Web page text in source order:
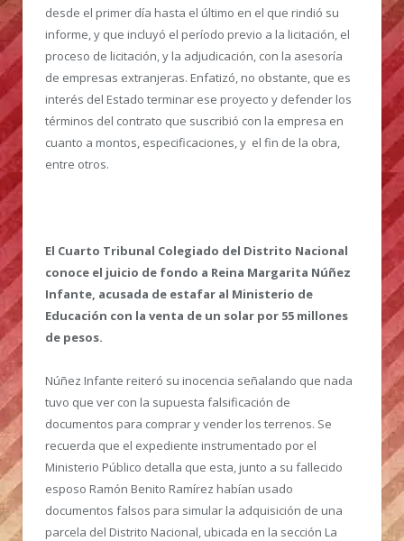
desde el primer día hasta el último en el que rindió su
informe, y que incluyó el período previo a la licitación, el
proceso de licitación, y la adjudicación, con la asesoría
de empresas extranjeras. Enfatizó, no obstante, que es
interés del Estado terminar ese proyecto y defender los
términos del contrato que suscribió con la empresa en
cuanto a montos, especificaciones, y el fin de la obra,
entre otros.
El Cuarto Tribunal Colegiado del Distrito Nacional
conoce el juicio de fondo a Reina Margarita Núñez
Infante, acusada de estafar al Ministerio de
Educación con la venta de un solar por 55 millones
de pesos.
Núñez Infante reiteró su inocencia señalando que nada
tuvo que ver con la supuesta falsificación de
documentos para comprar y vender los terrenos. Se
recuerda que el expediente instrumentado por el
Ministerio Público detalla que esta, junto a su fallecido
esposo Ramón Benito Ramírez habían usado
documentos falsos para simular la adquisición de una
parcela del Distrito Nacional, ubicada en la sección La